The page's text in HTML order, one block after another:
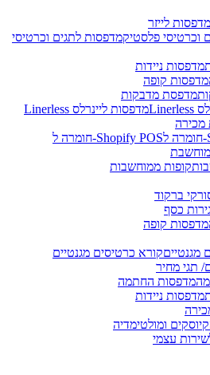
מדפסות לייזר
מדפסות לתגים וכרטיסי
מדפסות ניידות
מדפסות קופה
מדפסת מדבקות
מדפסות ליינרלס Linerless
מכירה
Shopify POS-חומרה ל
קופות ממוחשבות
ברקוד
כסף
מדפסות קופה
קורא כרטיסים מגנטיים
תגי מחיר
מדפסות החתמה
מדפסות ניידות
קיוסקים ומולטימדיה
עצמי